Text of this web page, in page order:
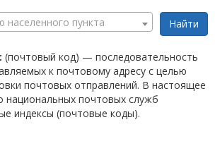
населенного пункта
(почтовый код) — последовательность
к почтовому адресу с целью
почтовых отправлений. В настоящее
национальных почтовых служб
индексы (почтовые коды).